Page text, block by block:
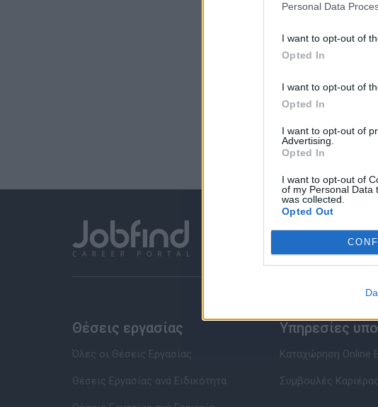
Personal Data
I want to opt-out of
Opted In
I want to opt-out of
Opted In
I want to opt-out of
Advertising.
Opted In
I want to opt-out of
of my Personal Data
was collected.
Opted Out
Θέσεις εργασίας
Όλες οι Θέσεις Εργασίας
Θέσεις Εργασίας ανά Ειδικότητα
Υπηρεσίες
Καταχώρηση Online
Συμβουλές Καριέρας